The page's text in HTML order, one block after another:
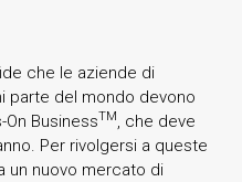
che le aziende di
parte del mondo devono
BusinessTM, che deve
Per rivolgersi a queste
un nuovo mercato di